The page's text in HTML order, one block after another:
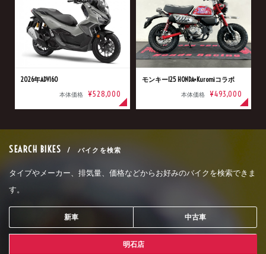
2026年ADV160
本体価格 ¥528,000
モンキー125 HONDA×Kuromiコラボ
本体価格 ¥493,000
SEARCH BIKES / バイクを検索
タイプやメーカー、排気量、価格などからお好みのバイクを検索できま
す。
新車 中古車
明石店